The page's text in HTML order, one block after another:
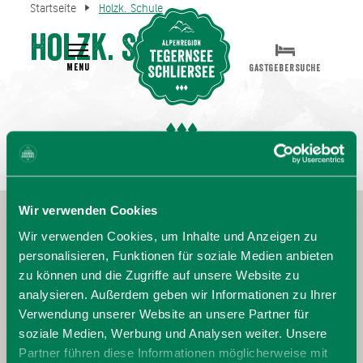
Wir verwenden Cookies
Wir verwenden Cookies, um Inhalte und Anzeigen zu
personalisieren, Funktionen für soziale Medien anbieten
zu können und die Zugriffe auf unsere Website zu
analysieren. Außerdem geben wir Informationen zu Ihrer
Verwendung unserer Website an unsere Partner für
soziale Medien, Werbung und Analysen weiter. Unsere
Partner führen diese Informationen möglicherweise mit
Startseite Holzk. Schule
Holzk. Schule
MENU GASTGEBERSUCHE